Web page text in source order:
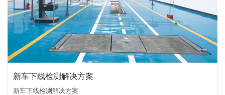
新车下线检测解决方案
新车下线检测解决方案